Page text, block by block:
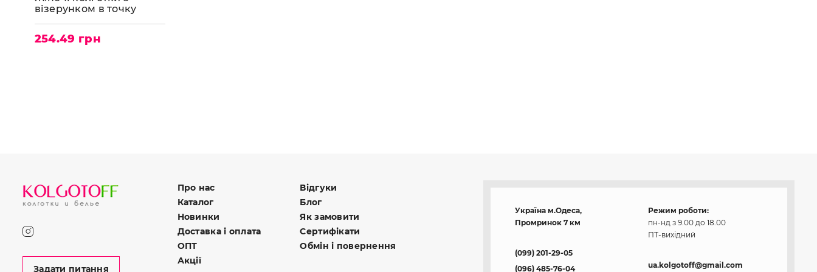
візерунком в точку
254.49 грн
Задати питання
Про нас
Каталог
Новинки
Доставка і оплата
ОПТ
Акції
Відгуки
Блог
Як замовити
Сертифікати
Обмін і повернення
Україна м.Одеса,
Промринок 7 км
(099) 201-29-05
(096) 485-76-04
Режим роботи:
пн-нд з 9.00 до 18.00
ПТ-вихідний
ua.kolgotoff@gmail.com